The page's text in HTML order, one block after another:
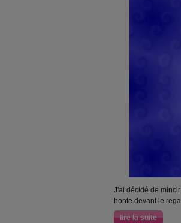
J'ai décidé de
honte devant le
lire la suite